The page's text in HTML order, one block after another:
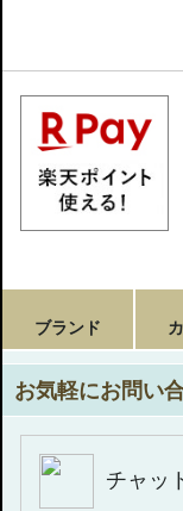
肌の透明
ブランド
お気軽にお問い
チャッ